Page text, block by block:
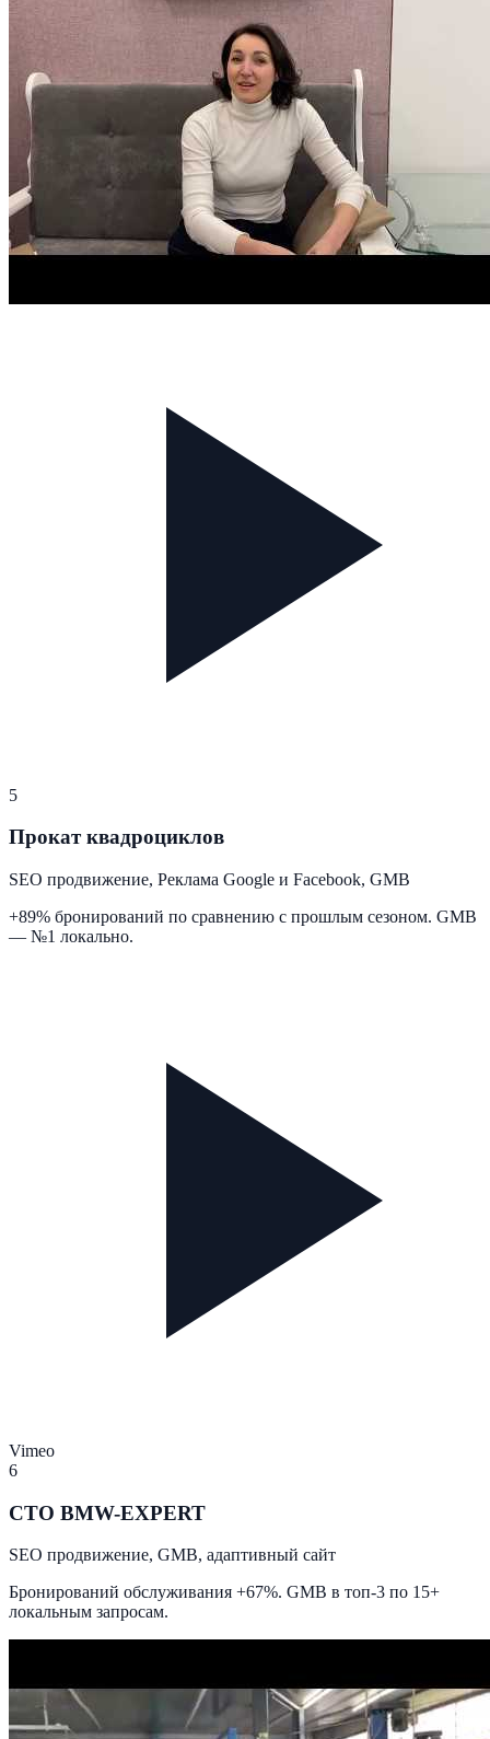
5
Прокат квадроциклов
SEO продвижение, Реклама Google и Facebook, GMB
+89% бронирований по сравнению с прошлым сезоном. GMB
— №1 локально.
Vimeo
6
СТО BMW-EXPERT
SEO продвижение, GMB, адаптивный сайт
Бронирований обслуживания +67%. GMB в топ-3 по 15+
локальным запросам.